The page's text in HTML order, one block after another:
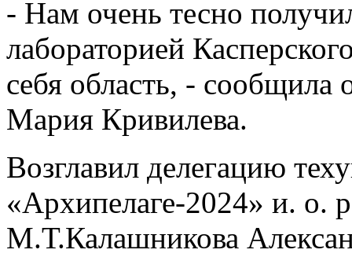
- Нам очень тесно
лабораторией
себя область, - сообщила
Мария Кривилева.
Возглавил делегацию
«Архипелаге-2024» и.
М.Т.Калашникова